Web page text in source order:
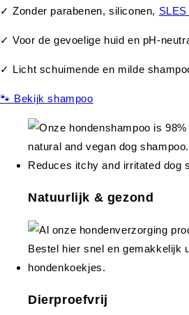
✓ Zonder parabenen, siliconen,
✓ Voor de gevoelige huid en pH-
✓ Licht schuimende en milde
🐾 Bekijk shampoo
Natuurlijk & gezond
Dierproefvrij